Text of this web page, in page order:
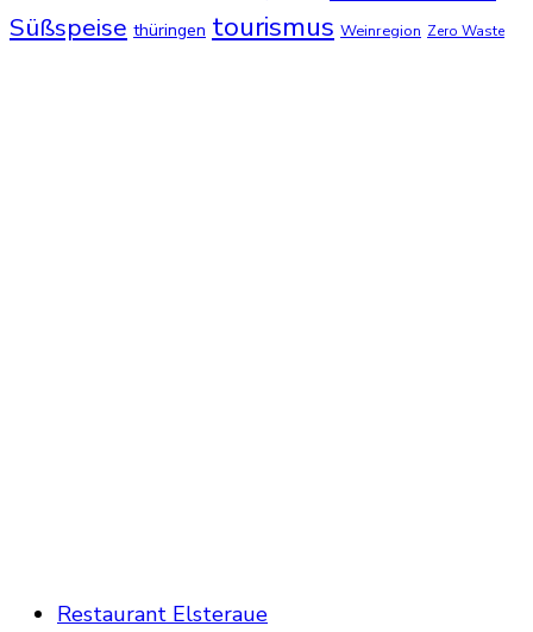
Süßspeise thüringen tourismus Weinregion Zero Waste
Restaurant Elsteraue